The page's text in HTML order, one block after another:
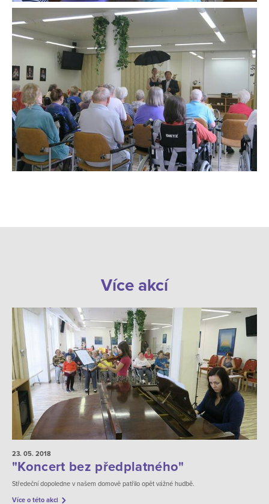
Více akcí
23. 05. 2018
"Koncert bez předplatného"
Středeční dopoledne v našem domově patřilo opět vážné hudbě.
Více o této akci